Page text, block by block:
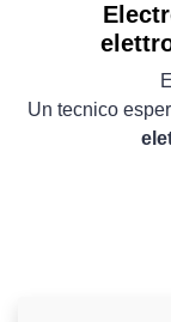
Un tecnico